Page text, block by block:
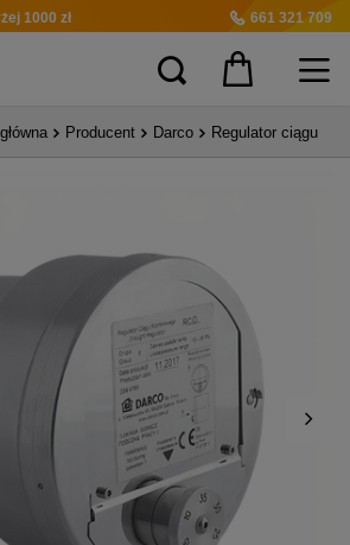
1000 zł 661 321 709
Producent Darco Regulator ciągu